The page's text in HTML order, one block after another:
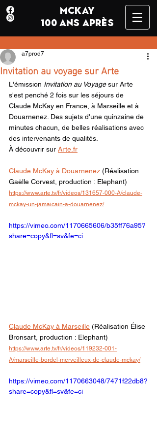
MCKAY
100 ANS APRÈS
Invitation au voyage sur Arte
a7prod7
L'émission Invitation au Voyage sur Arte
s'est penché 2 fois sur les séjours de
Claude McKay en France, à Marseille et à
Douarnenez. Des sujets d'une quinzaine de
minutes chacun, de belles réalisations avec
des intervenants de qualités.
À découvrir sur Arte.fr
Claude McKay à Douarnenez (Réalisation
Gaëlle Corvest, production : Elephant)
https://www.arte.tv/fr/videos/131657-000-A/claude-
mckay-un-jamaicain-a-douarnenez/
https://vimeo.com/1170665606/b35ff76a95?
share=copy&fl=sv&fe=ci
Claude McKay à Marseille (Réalisation Élise
Bronsart, production : Elephant)
https://www.arte.tv/fr/videos/119232-001-
A/marseille-bordel-merveilleux-de-claude-mckay/
https://vimeo.com/1170663048/7471f22db8?
share=copy&fl=sv&fe=ci